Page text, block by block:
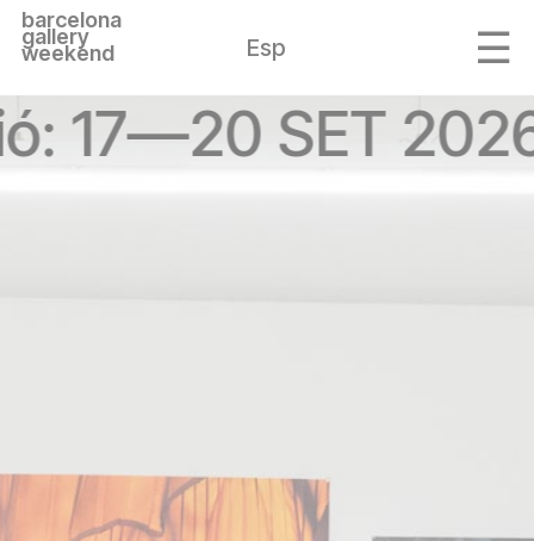
barcelona
gallery
weekend Esp
17—20 SET 2026